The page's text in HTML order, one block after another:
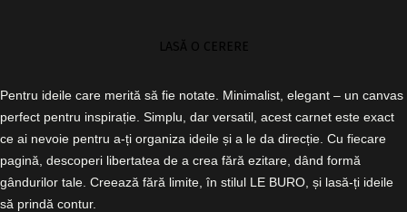
LASĂ O CERERE
Pentru ideile care merită să fie notate. Minimalist, elegant – un canvas
perfect pentru inspirație. Simplu, dar versatil, acest carnet este exact
ce ai nevoie pentru a-ți organiza ideile și a le da direcție. Cu fiecare
pagină, descoperi libertatea de a crea fără ezitare, dând formă
gândurilor tale. Creează fără limite, în stilul LE BURO, și lasă-ți ideile
să prindă contur.